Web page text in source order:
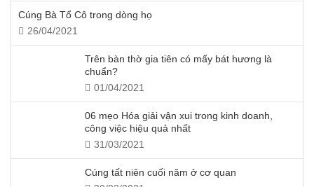
Cúng Bà Tổ Cô trong dòng họ
26/04/2021
Trên bàn thờ gia tiên có mấy bát hương là
chuẩn?
01/04/2021
06 mẹo Hóa giải vận xui trong kinh doanh,
công việc hiệu quả nhất
31/03/2021
Cúng tất niên cuối năm ở cơ quan